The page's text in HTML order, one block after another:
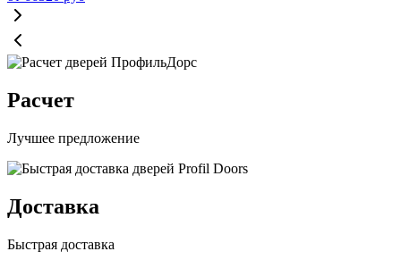
Расчет
Лучшее предложение
Доставка
Быстрая доставка